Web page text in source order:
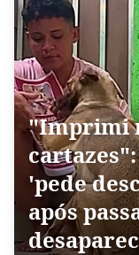
"Imprimi
'pede
após